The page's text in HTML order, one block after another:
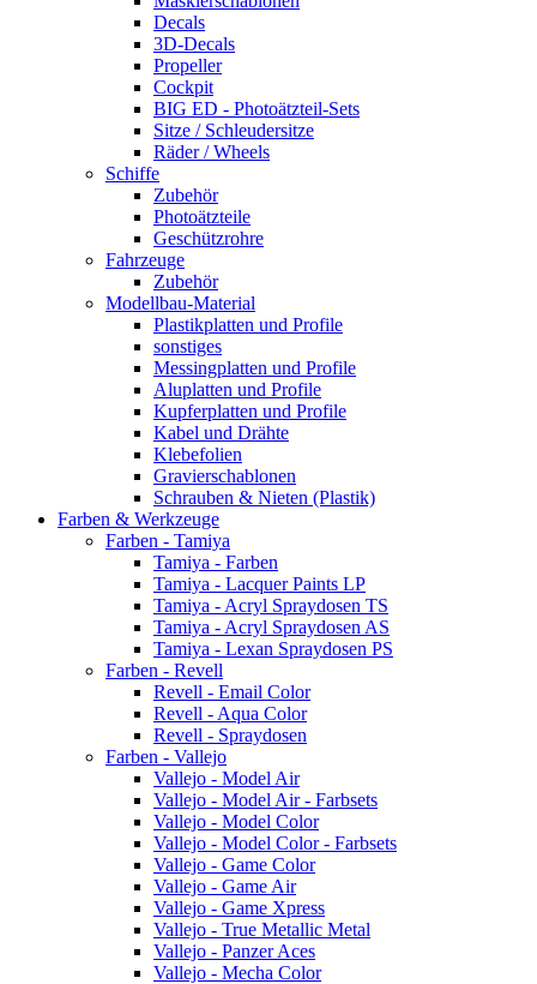
Decals
3D-Decals
Propeller
Cockpit
BIG ED - Photoätzteil-Sets
Sitze / Schleudersitze
Räder / Wheels
Schiffe
Zubehör
Photoätzteile
Geschützrohre
Fahrzeuge
Zubehör
Modellbau-Material
Plastikplatten und Profile
sonstiges
Messingplatten und Profile
Aluplatten und Profile
Kupferplatten und Profile
Kabel und Drähte
Klebefolien
Gravierschablonen
Schrauben & Nieten (Plastik)
Farben & Werkzeuge
Farben - Tamiya
Tamiya - Farben
Tamiya - Lacquer Paints LP
Tamiya - Acryl Spraydosen TS
Tamiya - Acryl Spraydosen AS
Tamiya - Lexan Spraydosen PS
Farben - Revell
Revell - Email Color
Revell - Aqua Color
Revell - Spraydosen
Farben - Vallejo
Vallejo - Model Air
Vallejo - Model Air - Farbsets
Vallejo - Model Color
Vallejo - Model Color - Farbsets
Vallejo - Game Color
Vallejo - Game Air
Vallejo - Game Xpress
Vallejo - True Metallic Metal
Vallejo - Panzer Aces
Vallejo - Mecha Color